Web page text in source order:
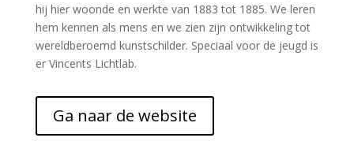
hij hier woonde en werkte van 1883 tot 1885. We leren
hem kennen als mens en we zien zijn ontwikkeling tot
wereldberoemd kunstschilder. Speciaal voor de jeugd is
er Vincents Lichtlab.
Ga naar de website